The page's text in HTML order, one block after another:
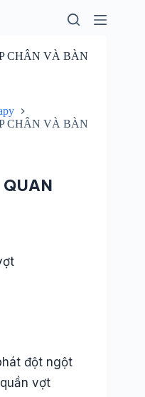
CHÂN VÀ BÀN
CHÂN VÀ BÀN
đột ngột
vợt